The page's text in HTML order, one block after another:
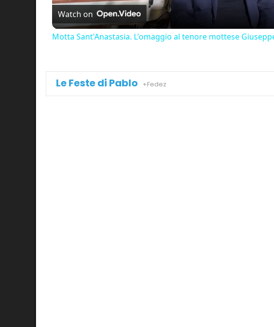
Watch on
Motta Sant'Anastasia. L'omaggio al tenore mottese
Le Feste di Pablo +Fedez